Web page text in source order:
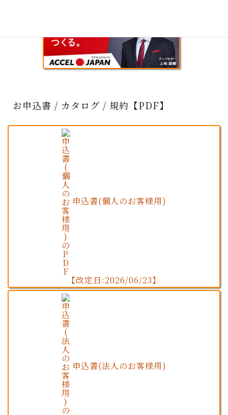
お申込書 / カタログ / 規約【PDF】
申込書(個人のお客様用)
【改定日:2026/06/23】
申込書(法人のお客様用)